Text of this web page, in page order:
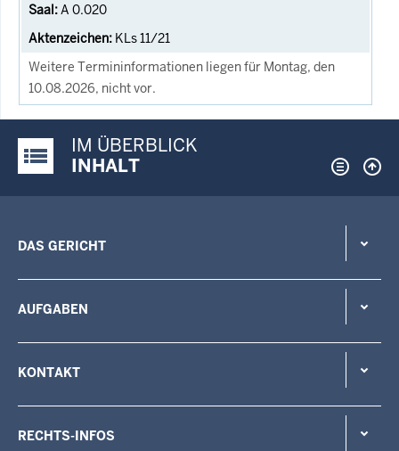
A 0.020
KLs 11/21
Weitere Termininformationen liegen für Montag, den
10.08.2026, nicht vor.
Justiz-Portal im Überblick:
IM ÜBERBLICK
INHALT
DAS GERICHT
AUFGABEN
KONTAKT
RECHTS-INFOS